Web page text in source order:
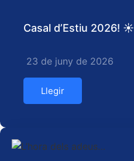
Casal d’Estiu 2026! ☀️
23 de juny de 2026
Llegir